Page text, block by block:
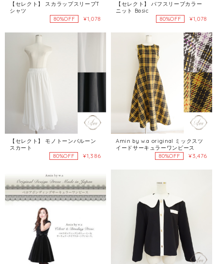
【セレクト】 スカラップスリーブT
シャツ
80%OFF
¥1,078
【セレクト】 パフスリーブカラー
ニット Basic
80%OFF
¥1,078
【セレクト】 モノトーンバルーン
スカート
80%OFF
¥1,386
Amin by w.a original ミックスツ
イードサーキュラーワンピース
80%OFF
¥3,476